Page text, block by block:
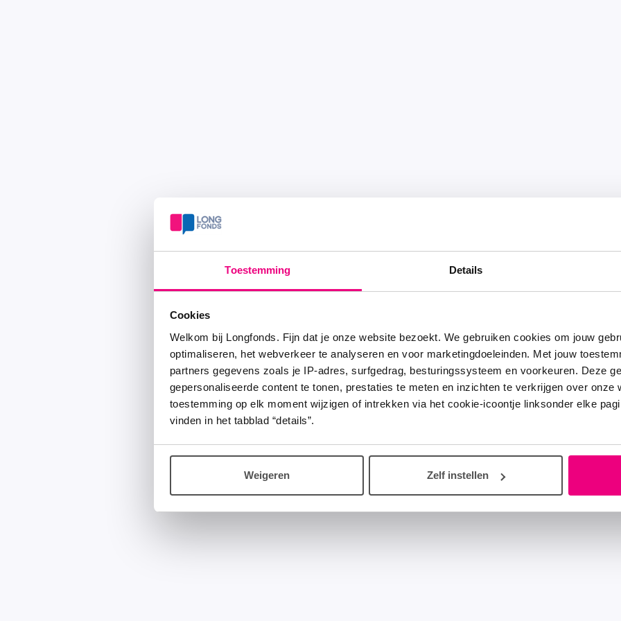
Toestemming Details
Cookies
Welkom bij Longfonds. Fijn dat je onze website bezoekt. We gebruiken cookies om jouw
optimaliseren, het webverkeer te analyseren en voor marketingdoeleinden. Met jouw
partners gegevens zoals je IP-adres, surfgedrag, besturingssysteem en voorkeuren. Deze
gepersonaliseerde content te tonen, prestaties te meten en inzichten te verkrijgen over onze
toestemming op elk moment wijzigen of intrekken via het cookie-icoontje linksonder elke
vinden in het tabblad “details”.
Weigeren Zelf instellen